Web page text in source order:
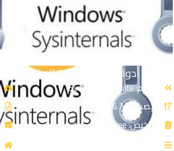
تجميعة أدوات إدارة وحماية الويندوز | Sysinternals Suite 2026
الاسم: Sysinternals Suite
الإصدار: v2026.7.9
الترخيص: Free